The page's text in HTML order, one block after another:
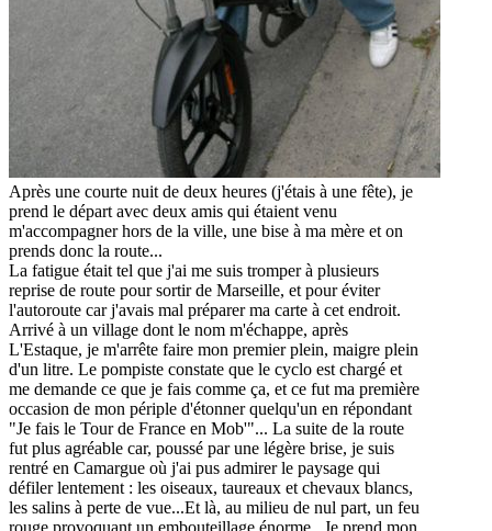
Après une courte nuit de deux heures (j'étais à une fête), je
prend le départ avec deux amis qui étaient venu
m'accompagner hors de la ville, une bise à ma mère et on
prends donc la route...
La fatigue était tel que j'ai me suis tromper à plusieurs
reprise de route pour sortir de Marseille, et pour éviter
l'autoroute car j'avais mal préparer ma carte à cet endroit.
Arrivé à un village dont le nom m'échappe, après
L'Estaque, je m'arrête faire mon premier plein, maigre plein
d'un litre. Le pompiste constate que le cyclo est chargé et
me demande ce que je fais comme ça, et ce fut ma première
occasion de mon périple d'étonner quelqu'un en répondant
"Je fais le Tour de France en Mob'"... La suite de la route
fut plus agréable car, poussé par une légère brise, je suis
rentré en Camargue où j'ai pus admirer le paysage qui
défiler lentement : les oiseaux, taureaux et chevaux blancs,
les salins à perte de vue...Et là, au milieu de nul part, un feu